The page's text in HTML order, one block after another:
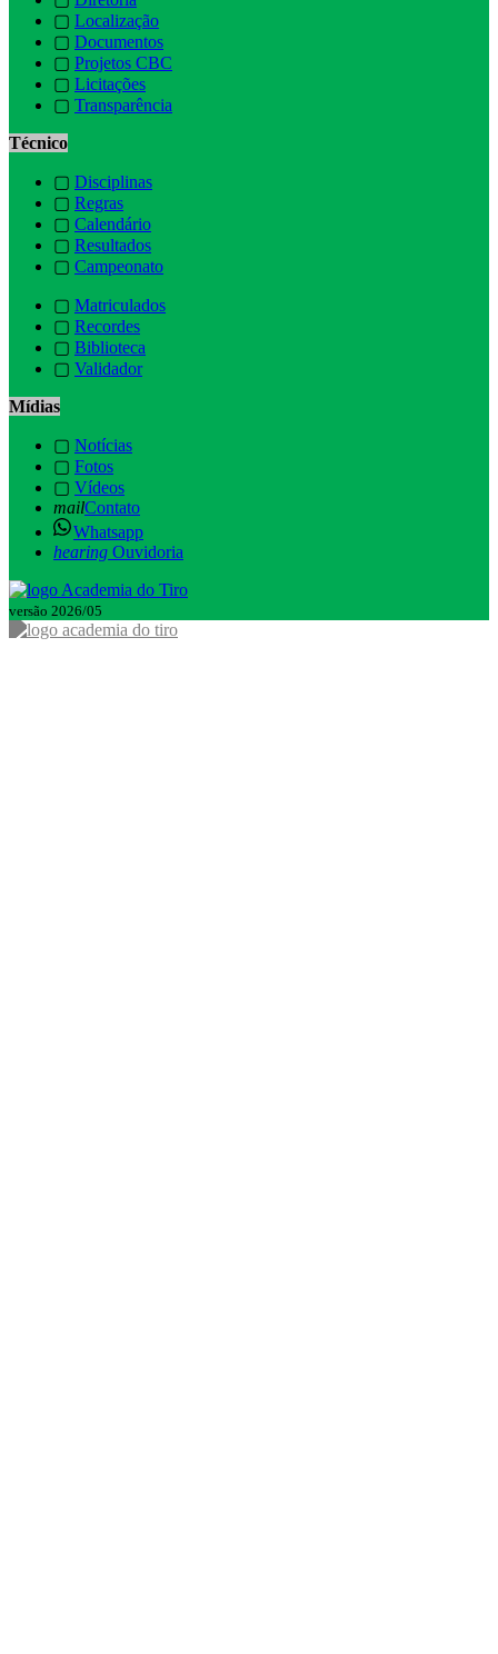
▢ Localização
▢ Documentos
▢ Projetos CBC
▢ Licitações
▢ Transparência
Técnico
▢ Disciplinas
▢ Regras
▢ Calendário
▢ Resultados
▢ Campeonato
▢ Matriculados
▢ Recordes
▢ Biblioteca
▢ Validador
Mídias
▢ Notícias
▢ Fotos
▢ Vídeos
mailContato
Whatsapp
hearing Ouvidoria
versão 2026/05